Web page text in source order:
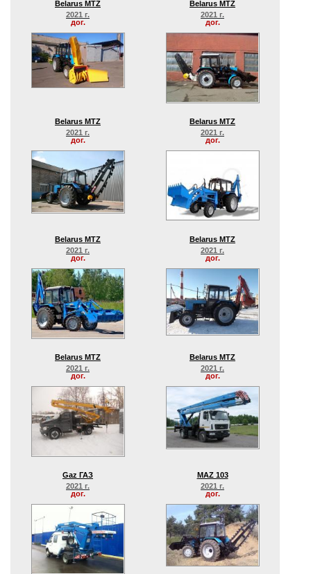
Belarus MTZ
2021 г.
дог.
Belarus MTZ
2021 г.
дог.
Belarus MTZ
2021 г.
дог.
Belarus MTZ
2021 г.
дог.
Belarus MTZ
2021 г.
дог.
Belarus MTZ
2021 г.
дог.
Belarus MTZ
2021 г.
дог.
Belarus MTZ
2021 г.
дог.
Gaz ГАЗ
2021 г.
дог.
MAZ 103
2021 г.
дог.